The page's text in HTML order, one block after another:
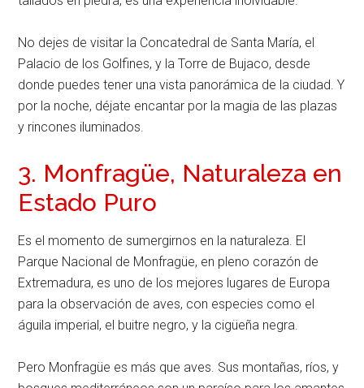
No dejes de visitar la Concatedral de Santa María, el
Palacio de los Golfines, y la Torre de Bujaco, desde
donde puedes tener una vista panorámica de la ciudad. Y
por la noche, déjate encantar por la magia de las plazas
y rincones iluminados.
3. Monfragüe, Naturaleza en
Estado Puro
Es el momento de sumergirnos en la naturaleza. El
Parque Nacional de Monfragüe, en pleno corazón de
Extremadura, es uno de los mejores lugares de Europa
para la observación de aves, con especies como el
águila imperial, el buitre negro, y la cigüeña negra.
Pero Monfragüe es más que aves. Sus montañas, ríos, y